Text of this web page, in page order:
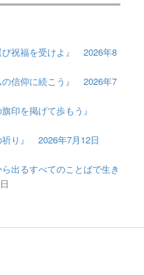
祝福を受けよ』 2026年8
信仰に続こう』 2026年7
印を掲げて歩もう』
り』 2026年7月12日
出るすべてのことばで生き